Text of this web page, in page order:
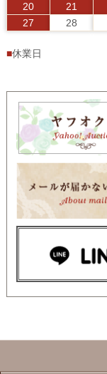
20
21
27
28
■休業日